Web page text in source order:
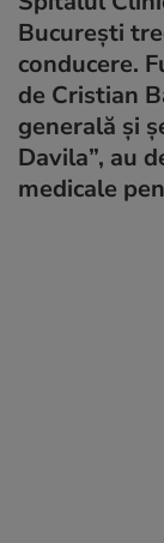
București
conducere.
de Cristian
generală și
Davila”, au
medicale